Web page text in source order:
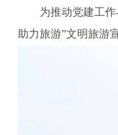
为推动党建工
助力旅游”文明旅游